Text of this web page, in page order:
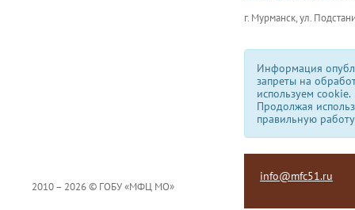
г. Мурманск, ул.
Информация
запреты на
используем сookie.
Продолжая
правильную
2010 – 2026 © ГОБУ «МФЦ МО»
info@mfc51.ru